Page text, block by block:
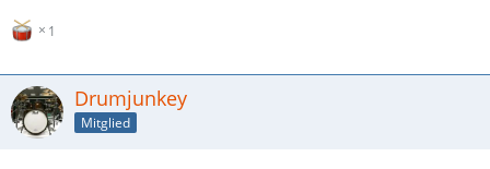
1
Drumjunkey
Mitglied